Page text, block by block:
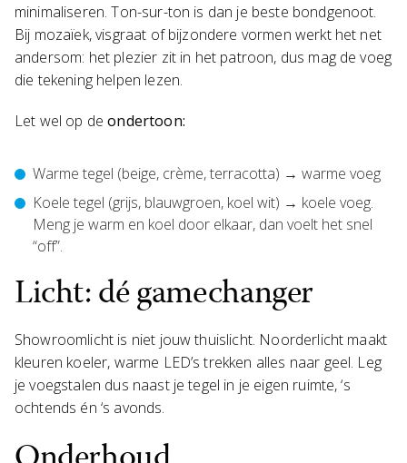
minimaliseren. Ton-sur-ton is dan je beste bondgenoot.
Bij mozaïek, visgraat of bijzondere vormen werkt het net
andersom: het plezier zit in het patroon, dus mag de voeg
die tekening helpen lezen.
Let wel op deondertoon:
Warme tegel (beige, crème, terracotta) → warme voeg
Koele tegel (grijs, blauwgroen, koel wit) → koele voeg.
Meng je warm en koel door elkaar, dan voelt het snel
“off”.
Licht: dé gamechanger
Showroomlicht is niet jouw thuislicht. Noorderlicht maakt
kleuren koeler, warme LED’s trekken alles naar geel. Leg
je voegstalen dus naast je tegel in je eigen ruimte, ‘s
ochtends én ‘s avonds.